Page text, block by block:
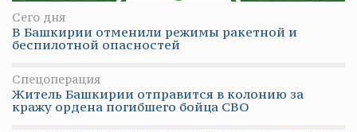
Сего дня
В Башкирии отменили режимы ракетной и
беспилотной опасностей
Спецоперация
Житель Башкирии отправится в колонию за
кражу ордена погибшего бойца СВО